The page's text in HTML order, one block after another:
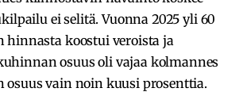
ei selitä. Vuonna 2025 yli 60
hinnasta koostui veroista ja
osuus oli vajaa kolmannes
osuus vain noin kuusi prosenttia.